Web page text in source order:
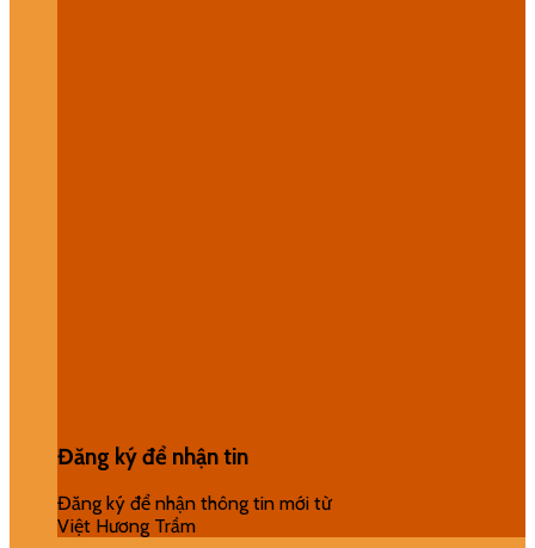
Đăng ký để nhận tin
Đăng ký để nhận thông tin mới từ
Việt Hương Trầm